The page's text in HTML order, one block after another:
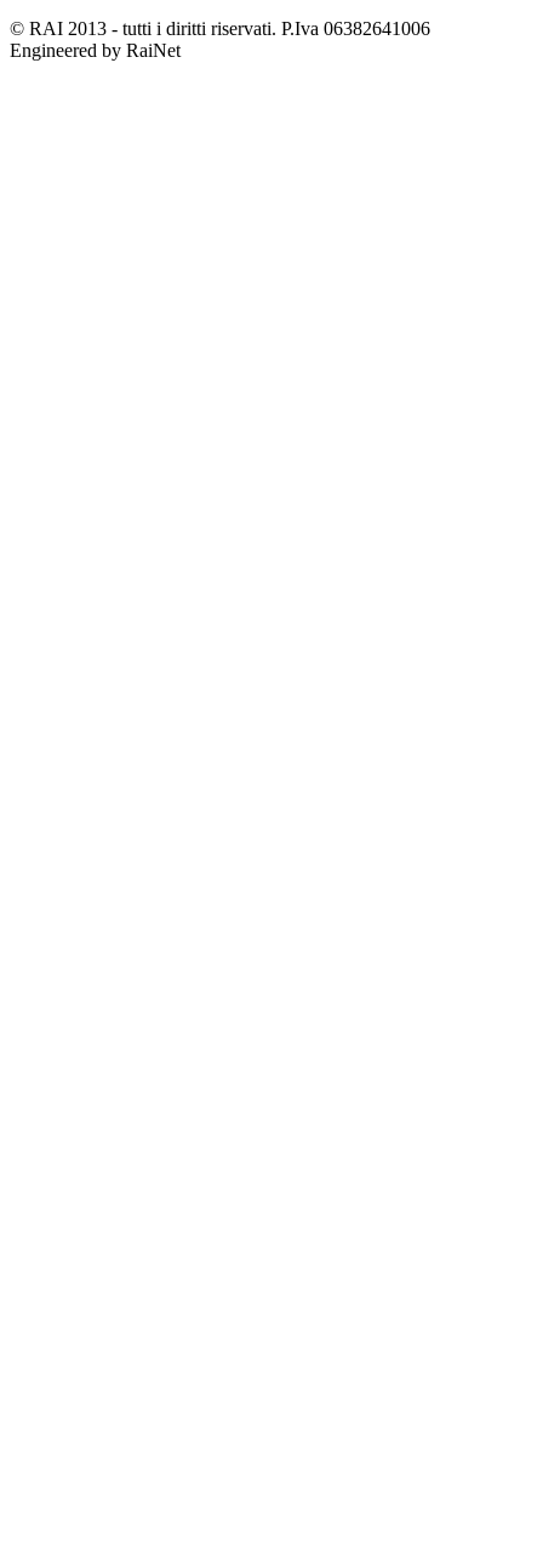
© RAI 2013 - tutti i diritti riservati. P.Iva 06382641006
Engineered by RaiNet